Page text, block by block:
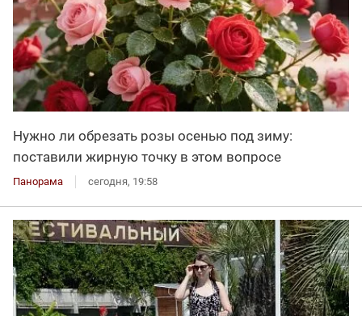
Нужно ли обрезать розы осенью под зиму:
поставили жирную точку в этом вопросе
Панорама сегодня, 19:58